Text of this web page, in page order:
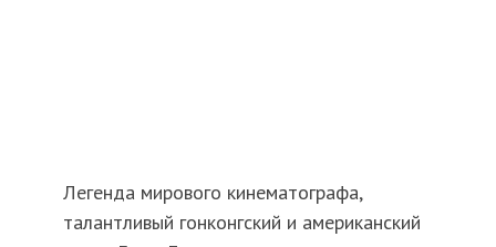
Легенда мирового кинематографа,
талантливый гонконгский и американский